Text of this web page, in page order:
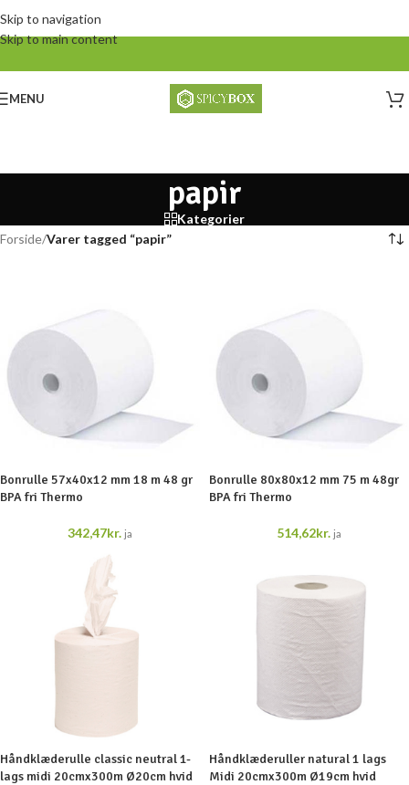
Skip to navigation
Skip to main content
MENU
papir
Kategorier
Forside/Varer tagged “papir”
Bonrulle 57x40x12 mm 18 m 48 gr
BPA fri Thermo
342,47kr. ja
Bonrulle 80x80x12 mm 75 m 48gr
BPA fri Thermo
514,62kr. ja
Håndklæderulle classic neutral 1-
lags midi 20cmx300m Ø20cm hvid
Håndklæderuller natural 1 lags
Midi 20cmx300m Ø19cm hvid